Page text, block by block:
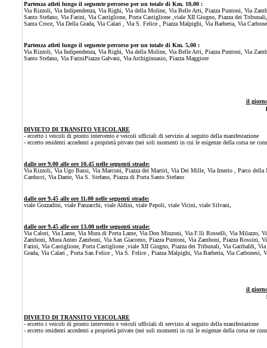
Partenza atleti lungo il seguente percorso per un totale di Km. 10,00 :
Via Rizzoli, Via Indipendenza, Via Righi, Via della Moline, Via Belle Arti, Piazza Puntoni, Via
Santo Stefano, Via Farini, Via Castiglione, Porta Castiglione ,viale XII Giugno, Piazza dei
Santa Croce, Via Della Grada, Via Calari , Via S. Felice , Piazza Malpighi, Via Barberia, Via
Partenza atleti lungo il seguente percorso per un totale di Km. 5,00 :
Via Rizzoli, Via Indipendenza, Via Righi, Via della Moline, Via Belle Arti, Piazza Puntoni, Via
Santo Stefano, Via FariniPiazza Galvani, Via Archiginnasio, Piazza Maggiore
il
DIVIETO DI TRANSITO VEICOLARE
- eccetto i veicoli di pronto intervento e veicoli ufficiali di servizio al seguito della manifestazione
- eccetto residenti accedenti a proprietà private (nei soli momenti in cui le esigenze della corsa ne
dalle ore 9.00 alle ore 10.45 nelle seguenti strade:
Via Rizzoli, Via Ugo Bassi, Via Marconi, Piazza dei Martiri, Via Dei Mille, Via Irnerio , Parco
Carducci, Via Dante, Via S. Stefano, Piazza di Porta Santo Stefano
dalle ore 9.45 alle ore 11.00 nelle seguenti strade:
viale Gozzadini, viale Panzacchi, viale Aldini, viale Pepoli, viale Vicini, viale Silvani,
dalle ore 9.45 alle ore 13.00 nelle seguenti strade:
Via Calori, Via Lame, Via Mura di Porta Lame, Via Don Minzoni, Via F.lli Rosselli, Via Milazzo,
Zamboni, Mura Anteo Zamboni, Via San Giacomo, Piazza Puntoni, Via Zamboni, Piazza Rossini,
Farini, Via Castiglione, Porta Castiglione ,viale XII Giugno, Piazza dei Tribunali, Via Garibaldi,
Grada, Via Calari , Porta San Felice , Via S. Felice , Piazza Malpighi, Via Barberia, Via Carbonesi,
il
DIVIETO DI TRANSITO VEICOLARE
- eccetto i veicoli di pronto intervento e veicoli ufficiali di servizio al seguito della manifestazione
- eccetto residenti accedenti a proprietà private (nei soli momenti in cui le esigenze della corsa ne